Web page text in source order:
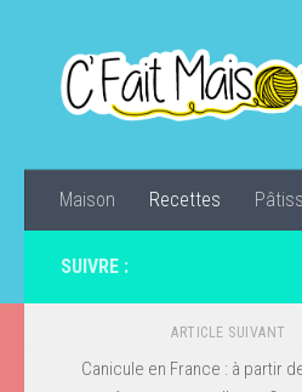
Maison Recettes
SUIVRE :
ARTICLE SUIVANT
Canicule en France : à partir